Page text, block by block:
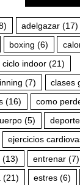
adelgazar (17)
boxing (6)
ciclo indoor (21)
(7) clases
(16) como
(5) deporte
ejercicios
(13) entrenar (7)
(21) estres (6)